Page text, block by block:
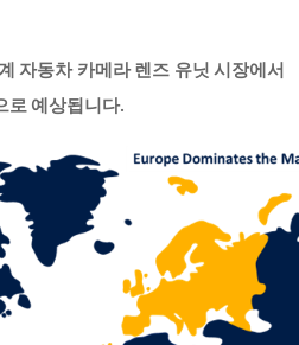
자동차 카메라 렌즈 유닛 시장에서
로 예상됩니다.